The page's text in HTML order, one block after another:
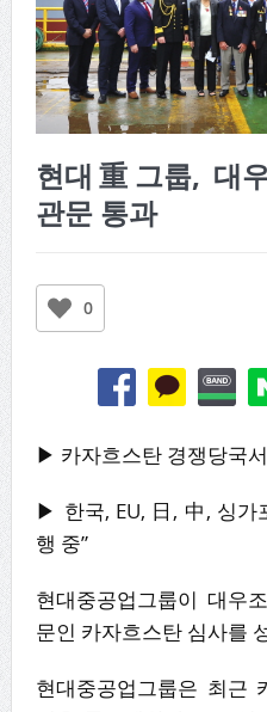
현대重그룹, 대
관문 통과
0
▶ 카자흐스탄 경쟁당국
▶ 한국, EU, 日, 中, 싱가
행 중”
현대중공업그룹이 대우
문인 카자흐스탄 심사를
현대중공업그룹은 최근